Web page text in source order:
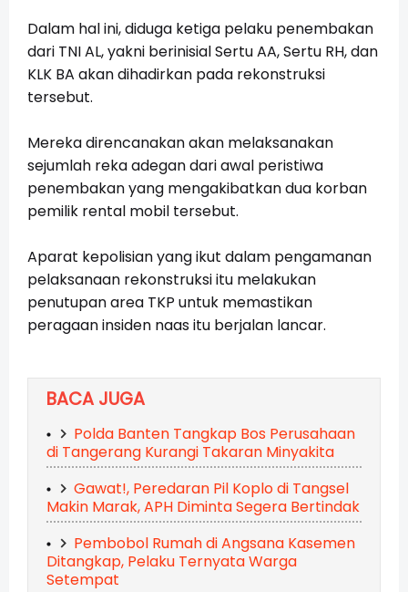
Dalam hal ini, diduga ketiga pelaku penembakan
dari TNI AL, yakni berinisial Sertu AA, Sertu RH, dan
KLK BA akan dihadirkan pada rekonstruksi
tersebut.
Mereka direncanakan akan melaksanakan
sejumlah reka adegan dari awal peristiwa
penembakan yang mengakibatkan dua korban
pemilik rental mobil tersebut.
Aparat kepolisian yang ikut dalam pengamanan
pelaksanaan rekonstruksi itu melakukan
penutupan area TKP untuk memastikan
peragaan insiden naas itu berjalan lancar.
BACA JUGA
Polda Banten Tangkap Bos Perusahaan
di Tangerang Kurangi Takaran Minyakita
Gawat!, Peredaran Pil Koplo di Tangsel
Makin Marak, APH Diminta Segera Bertindak
Pembobol Rumah di Angsana Kasemen
Ditangkap, Pelaku Ternyata Warga
Setempat